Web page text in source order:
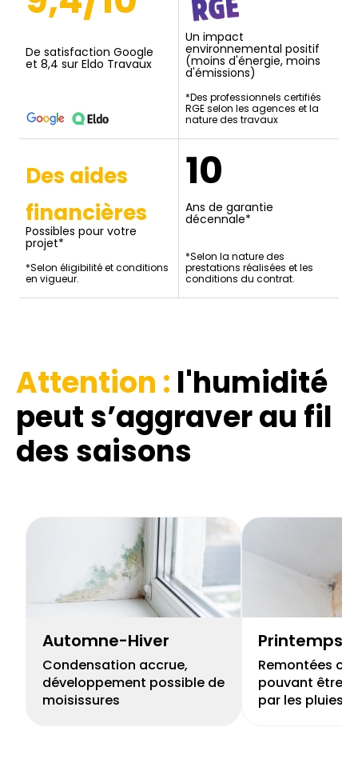
De satisfaction Google
et 8,4 sur Eldo Travaux
Un impact
environnemental positif
(moins d'énergie, moins
d'émissions)
*Des professionnels certifiés
RGE selon les agences et la
nature des travaux
Des aides
financières
Possibles pour votre
projet*
*Selon éligibilité et conditions
en vigueur.
10
Ans de garantie
décennale*
*Selon la nature des
prestations réalisées et les
conditions du contrat.
Attention : l'humidité
peut s’aggraver au fil
des saisons
Automne-Hiver
Condensation accrue,
développement possible de
moisissures
Printemps
Remontées
pouvant être
par les pluies